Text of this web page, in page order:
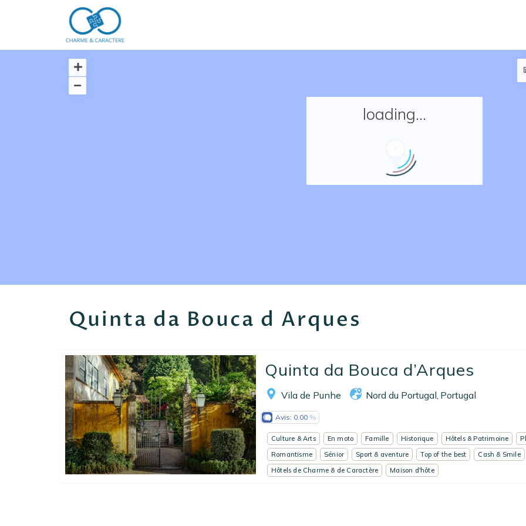
Réserver un séjour
Ecrivez-nous
loading...
Quinta da Bouca d Arques
Quinta da Bouca d’Arques
Vila de Punhe Nord du Portugal Portugal
Avis: 0.00
Culture & Arts En moto Famille Historique Hôtels & Patrimoine
Romantisme
Sénior Sport & aventure Top of the best
Cash & Smile
Hôtels de Charme & de Caractère
Maison d'hôte